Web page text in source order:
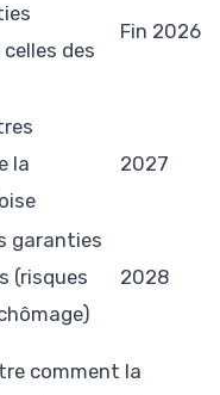
des
Fin 2026
la
2027
garanties
(risques
2028
comment la